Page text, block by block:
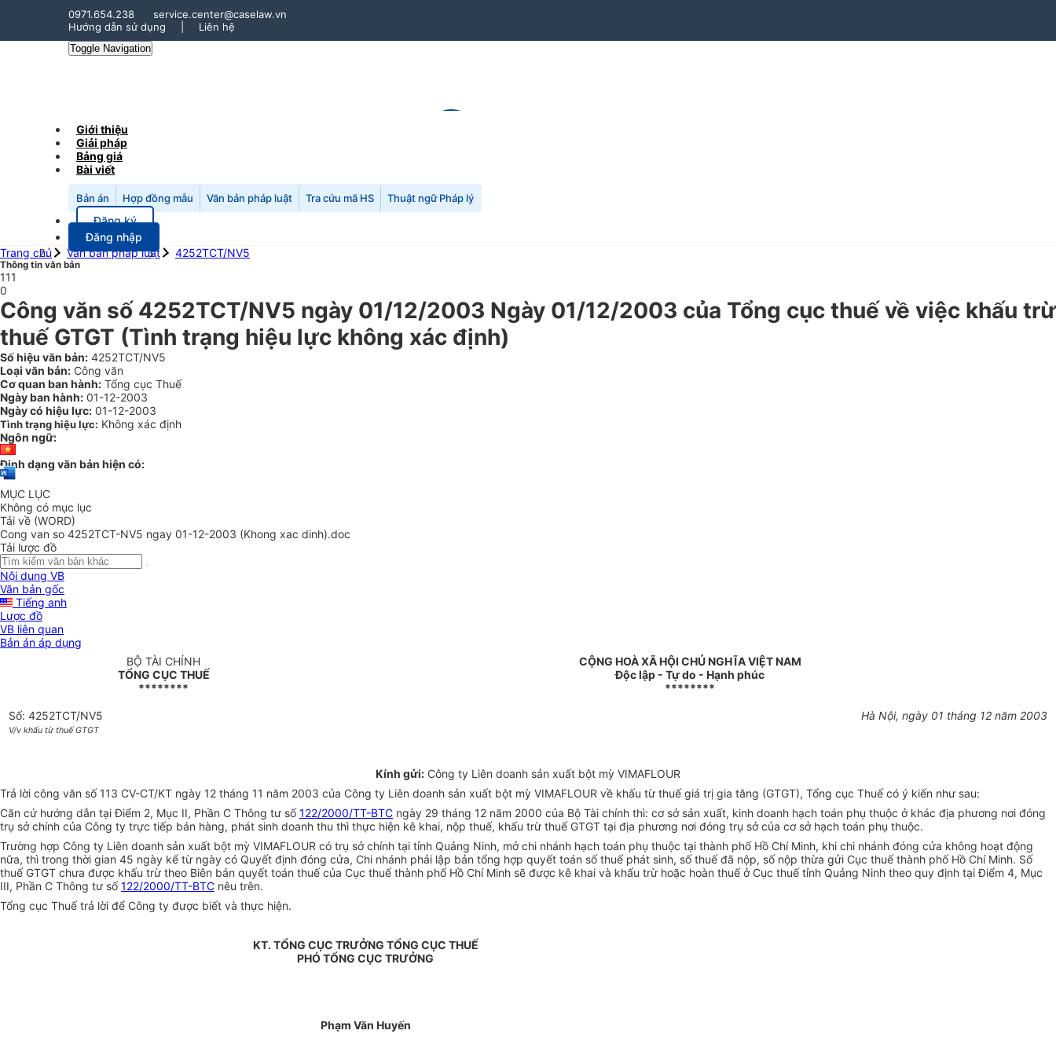
0971.654.238
service.center@caselaw.vn
Hướng dẫn sử dụng
Liên hệ
Toggle Navigation
Giới thiệu
Giải pháp
Bảng giá
Bài viết
Bản án Hợp đồng mẫu Văn bản pháp luật Tra cứu mã HS Thuật ngữ Pháp lý
Đăng ký
Đăng nhập
Trang chủ
Văn bản pháp luật 4252TCT/NV5
Thông tin văn bản
111
0
Công văn số 4252TCT/NV5 ngày 01/12/2003 Ngày 01/12/2003 của Tổng cục thuế về việc khấu trừ
thuế GTGT (Tình trạng hiệu lực không xác định)
Số hiệu văn bản: 4252TCT/NV5
Loại văn bản: Công văn
Cơ quan ban hành: Tổng cục Thuế
Ngày ban hành: 01-12-2003
Ngày có hiệu lực: 01-12-2003
Tình trạng hiệu lực: Không xác định
Ngôn ngữ:
Định dạng văn bản hiện có:
MỤC LỤC
Không có mục lục
Tải về (WORD)
Cong van so 4252TCT-NV5 ngay 01-12-2003 (Khong xac dinh).doc
Tải lược đồ
Nội dung VB
Văn bản gốc
Tiếng anh
Lược đồ
VB liên quan
Bản án áp dụng
BỘ TÀI CHÍNH
TỔNG CỤC THUẾ
********
CỘNG HOÀ XÃ HỘI CHỦ NGHĨA VIỆT NAM
Độc lập - Tự do - Hạnh phúc
********
Số: 4252TCT/NV5
V/v khấu từ thuế GTGT
Hà Nội, ngày 01 tháng 12 năm 2003
Kính gửi: Công ty Liên doanh sản xuất bột mỳ VIMAFLOUR
Trả lời công văn số 113 CV-CT/KT ngày 12 tháng 11 năm 2003 của Công ty Liên doanh sản xuất bột mỳ VIMAFLOUR về khấu từ thuế giá trị gia tăng (GTGT), Tổng cục Thuế có ý kiến như sau:
Căn cứ hướng dẫn tại Điểm 2, Mục II, Phần C Thông tư số122/2000/TT-BTC ngày 29 tháng 12 năm 2000 của Bộ Tài chính thì: cơ sở sản xuất, kinh doanh hạch toán phụ thuộc ở khác địa phương nơi đóng
trụ sở chính của Công ty trực tiếp bán hàng, phát sinh doanh thu thì thực hiện kê khai, nộp thuế, khấu trừ thuế GTGT tại địa phương nơi đóng trụ sở của cơ sở hạch toán phụ thuộc.
Trường hợp Công ty Liên doanh sản xuất bột mỳ VIMAFLOUR có trụ sở chính tại tỉnh Quảng Ninh, mở chi nhánh hạch toán phụ thuộc tại thành phố Hồ Chí Minh, khi chi nhánh đóng cửa không hoạt động
nữa, thì trong thời gian 45 ngày kể từ ngày có Quyết định đóng cửa, Chi nhánh phải lập bản tổng hợp quyết toán số thuế phát sinh, số thuế đã nộp, số nộp thừa gửi Cục thuế thành phố Hồ Chí Minh. Số
thuế GTGT chưa được khấu trừ theo Biên bản quyết toán thuế của Cục thuế thành phố Hồ Chí Minh sẽ được kê khai và khấu trừ hoặc hoàn thuế ở Cục thuế tỉnh Quảng Ninh theo quy định tại Điểm 4, Mục
III, Phần C Thông tư số122/2000/TT-BTC nêu trên.
Tổng cục Thuế trả lời để Công ty được biết và thực hiện.
KT. TỔNG CỤC TRƯỞNG TỔNG CỤC THUẾ
PHÓ TỔNG CỤC TRƯỞNG
Phạm Văn Huyến